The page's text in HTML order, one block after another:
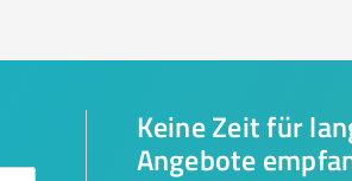
Keine Zeit für
Angebote